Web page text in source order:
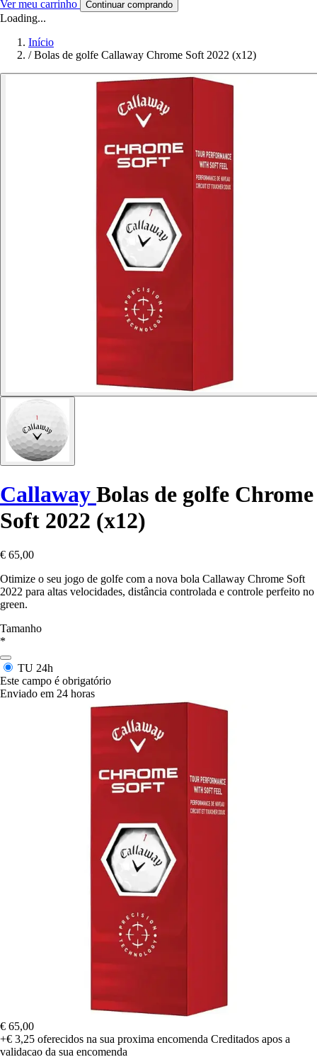
Ver meu carrinho Continuar comprando
Loading...
Início
/ Bolas de golfe Callaway Chrome Soft 2022 (x12)
Callaway Bolas de golfe Chrome
Soft 2022 (x12)
€ 65,00
Otimize o seu jogo de golfe com a nova bola Callaway Chrome Soft
2022 para altas velocidades, distância controlada e controle perfeito no
green.
Tamanho
*
TU 24h
Este campo é obrigatório
Enviado em 24 horas
€ 65,00
+€ 3,25 oferecidos na sua proxima encomenda Creditados apos a
validacao da sua encomenda